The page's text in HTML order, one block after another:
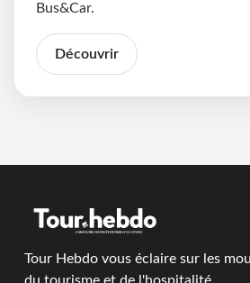
Bus&Car.
Découvrir
Tour Hebdo vous éclaire sur les